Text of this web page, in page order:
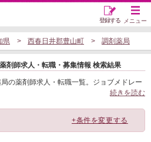
メニュー
登録する
県 西春日井郡豊山町 調剤薬局
剤師求人・転職・募集情報 検索結果
の薬剤師求人・転職一覧。ジョブメドレー
続きを読む
+条件を変更する